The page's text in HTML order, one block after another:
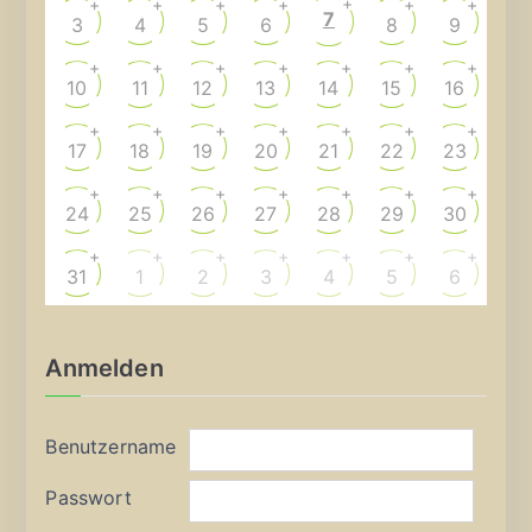
3
+
4
+
5
+
6
+
7 8
+
9
+
10
+
11
+
12
+
13
+
14
+
15
+
16
+
17
+
18
+
19
+
20
+
21
+
22
+
23
+
24
+
25
+
26
+
27
+
28
+
29
+
30
+
31
+
1
+
2
+
3
+
4
+
5
+
6
+
Anmelden
Benutzername
Passwort